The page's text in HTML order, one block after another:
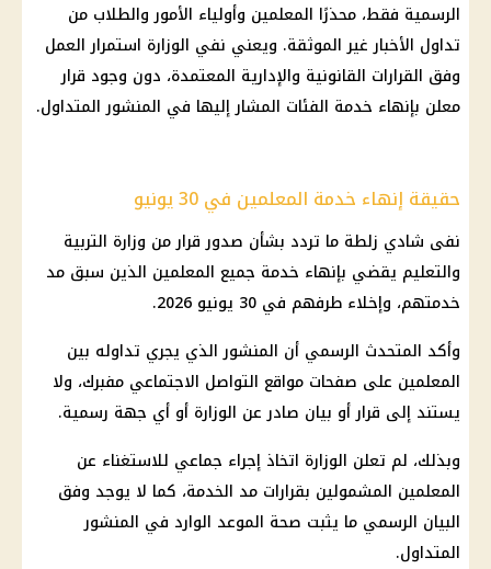
الرسمية فقط، محذرًا المعلمين وأولياء الأمور والطلاب من
تداول الأخبار غير الموثقة. ويعني نفي الوزارة استمرار العمل
وفق القرارات القانونية والإدارية المعتمدة، دون وجود قرار
معلن بإنهاء خدمة الفئات المشار إليها في المنشور المتداول.
حقيقة إنهاء خدمة المعلمين في 30 يونيو
نفى شادي زلطة ما تردد بشأن صدور قرار من وزارة التربية
والتعليم يقضي بإنهاء خدمة جميع المعلمين الذين سبق مد
خدمتهم، وإخلاء طرفهم في 30 يونيو 2026.
وأكد المتحدث الرسمي أن المنشور الذي يجري تداوله بين
المعلمين على صفحات مواقع التواصل الاجتماعي مفبرك، ولا
يستند إلى قرار أو بيان صادر عن الوزارة أو أي جهة رسمية.
وبذلك، لم تعلن الوزارة اتخاذ إجراء جماعي للاستغناء عن
المعلمين المشمولين بقرارات مد الخدمة، كما لا يوجد وفق
البيان الرسمي ما يثبت صحة الموعد الوارد في المنشور
المتداول.